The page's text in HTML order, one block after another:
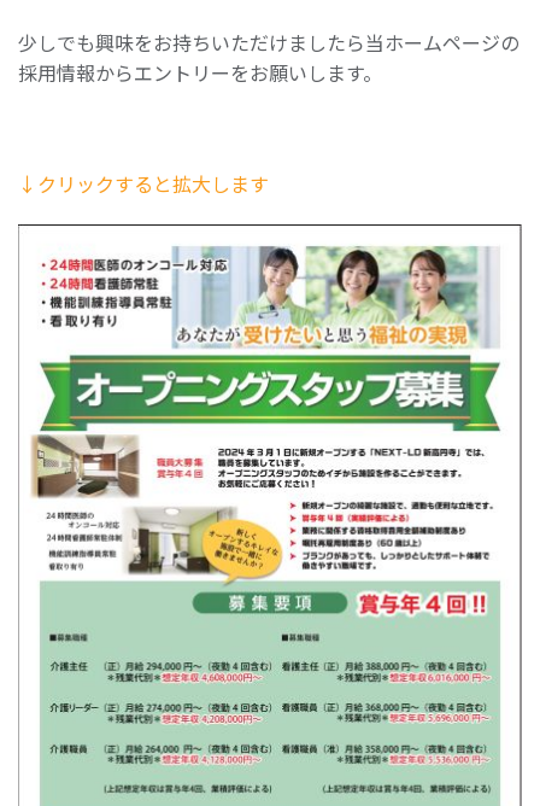
少しでも興味をお持ちいただけましたら当ホームページの
採用情報からエントリーをお願いします。
↓クリックすると拡大します